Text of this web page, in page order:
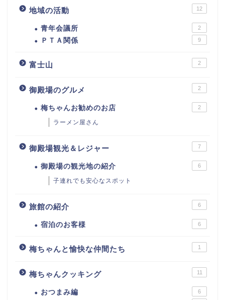
地域の活動 12
青年会議所 2
ＰＴＡ関係 9
富士山 2
御殿場のグルメ 2
梅ちゃんお勧めのお店 2
ラーメン屋さん
御殿場観光＆レジャー 7
御殿場の観光地の紹介 6
子連れでも安心なスポット
旅館の紹介 6
宿泊のお客様 6
梅ちゃんと愉快な仲間たち 1
梅ちゃんクッキング 11
おつまみ編 6